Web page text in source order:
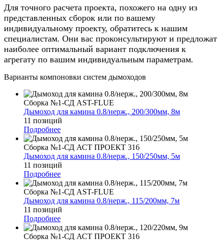
Для точного расчета проекта, похожего на одну из
представленных сборок или по вашему
индивидуальному проекту, обратитесь к нашим
специалистам. Они вас проконсультируют и предложат
наиболее оптимальный вариант подключения к
агрегату по вашим индивидуальным параметрам.
Варианты компоновки систем дымоходов
Сборка №1-СД AST-FLUE
Дымоход для камина 0.8/нерж., 200/300мм, 8м
11 позиций
Подробнее
Сборка №1-СД АСТ ПРОЕКТ 316
Дымоход для камина 0.8/нерж., 150/250мм, 5м
11 позиций
Подробнее
Сборка №1-СД AST-FLUE
Дымоход для камина 0.8/нерж., 115/200мм, 7м
11 позиций
Подробнее
Сборка №1-СД АСТ ПРОЕКТ 316